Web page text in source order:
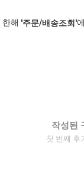
해 '주문/배송조회'
작성된
첫 번째 후